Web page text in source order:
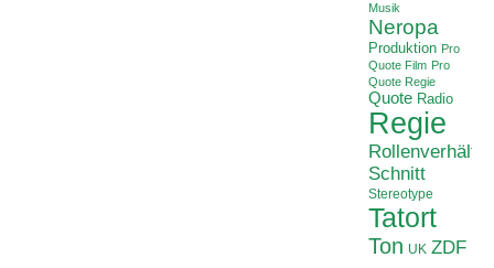
Musik
Neropa
Produktion Pro
Quote Film Pro
Quote Regie
Quote Radio
Regie
Schnitt
Stereotype
Tatort
Ton UK ZDF